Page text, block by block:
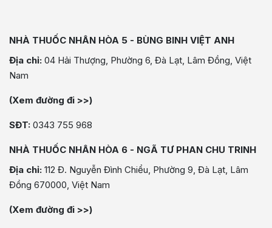
NHÀ THUỐC NHÂN HÒA 5 - BÙNG BINH VIỆT ANH
Địa chỉ: 04 Hải Thượng, Phường 6, Đà Lạt, Lâm Đồng, Việt
Nam
(Xem đường đi >>)
SĐT: 0343 755 968
NHÀ THUỐC NHÂN HÒA 6 - NGÃ TƯ PHAN CHU TRINH
Địa chỉ: 112 Đ. Nguyễn Đình Chiểu, Phường 9, Đà Lạt, Lâm
Đồng 670000, Việt Nam
(Xem đường đi >>)